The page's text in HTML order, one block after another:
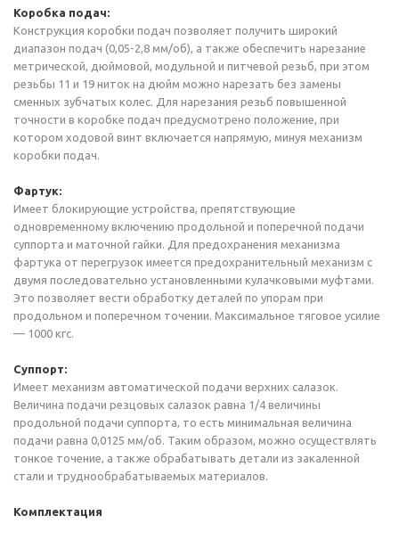
Коробка подач:
Конструкция коробки подач позволяет получить широкий
диапазон подач (0,05-2,8 мм/об), а также обеспечить нарезание
метрической, дюймовой, модульной и питчевой резьб, при этом
резьбы 11 и 19 ниток на дюйм можно нарезать без замены
сменных зубчатых колес. Для нарезания резьб повышенной
точности в коробке подач предусмотрено положение, при
котором ходовой винт включается напрямую, минуя механизм
коробки подач.
Фартук:
Имеет блокирующие устройства, препятствующие
одновременному включению продольной и поперечной подачи
суппорта и маточной гайки. Для предохранения механизма
фартука от перегрузок имеется предохранительный механизм с
двумя последовательно установленными кулачковыми муфтами.
Это позволяет вести обработку деталей по упорам при
продольном и поперечном точении. Максимальное тяговое усилие
— 1000 кгс.
Суппорт:
Имеет механизм автоматической подачи верхних салазок.
Величина подачи резцовых салазок равна 1/4 величины
продольной подачи суппорта, то есть минимальная величина
подачи равна 0,0125 мм/об. Таким образом, можно осуществлять
тонкое точение, а также обрабатывать детали из закаленной
стали и труднообрабатываемых материалов.
Комплектация